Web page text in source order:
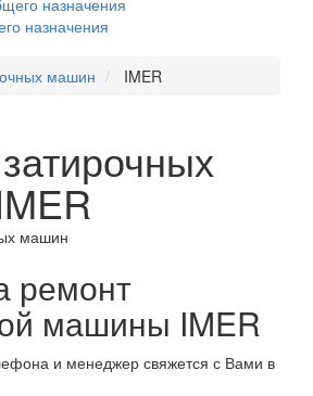
назначения
машин IMER
ремонт
машины IMER
и менеджер свяжется с Вами в